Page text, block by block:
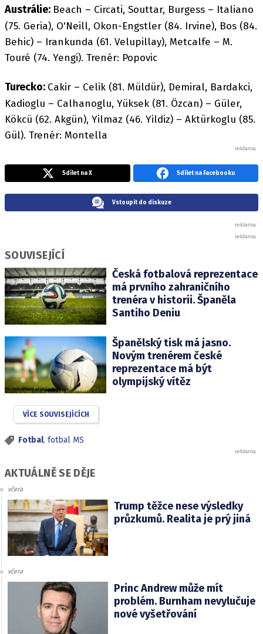
Austrálie: Beach – Circati, Souttar, Burgess – Italiano
(75. Geria), O'Neill, Okon-Engstler (84. Irvine), Bos (84.
Behic) – Irankunda (61. Velupillay), Metcalfe – M.
Touré (74. Yengi). Trenér: Popovic
Turecko: Cakir – Celik (81. Müldür), Demiral, Bardakci,
Kadioglu – Calhanoglu, Yüksek (81. Özcan) – Güler,
Kökcü (62. Akgün), Yilmaz (46. Yildiz) – Aktürkoglu (85.
Gül). Trenér: Montella
Sdílet na X Sdílet na Facebooku
Vstoupit do diskuze
SOUVISEJÍCÍ
Česká fotbalová reprezentace
má prvního zahraničního
trenéra v historii. Španěla
Santiho Deniu
Španělský tisk má jasno.
Novým trenérem české
reprezentace má být
olympijský vítěz
VÍCE SOUVISEJÍCÍCH
Fotbal, fotbal MS
AKTUÁLNĚ SE DĚJE
včera
Trump těžce nese výsledky
průzkumů. Realita je prý jiná
včera
Princ Andrew může mít
problém. Burnham nevylučuje
nové vyšetřování